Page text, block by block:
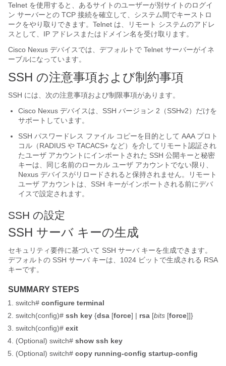
Telnet を使用すると、あるサイトのユーザーが別サイトのログイ
ン サーバーとの TCP 接続を確立して、システム間でキーストロ
ークをやり取りできます。Telnet は、リモート システムのアドレ
スとして、IP アドレスまたはドメイン名を受け取ります。
Cisco Nexus デバイスでは、デフォルトで Telnet サーバーがイネ
ーブルになっています。
SSH の注意事項および制約事項
SSH には、次の注意事項および制限事項があります。
Cisco Nexus デバイスは、SSH バージョン 2（SSHv2）だけを
サポートしています。
SSH パスワードレス ファイル コピーを目的として AAA プロト
コル（RADIUS や TACACS+ など）を介してリモート認証され
たユーザ アカウントにインポートされた SSH 公開キーと秘密
キーは、同じ名前のローカル ユーザ アカウントでない限り、
Nexus デバイスがリロードされると保持されません。リモート
ユーザ アカウントは、SSH キーがインポートされる前にデバ
イスで設定されます。
SSH の設定
SSH サーバ キーの生成
セキュリティ要件に基づいて SSH サーバ キーを生成できます。
デフォルトの SSH サーバ キーは、1024 ビットで生成される RSA
キーです。
SUMMARY STEPS
switch# configure terminal
switch(config)# ssh key {dsa [force] | rsa [bits [force]]}
switch(config)# exit
(Optional) switch# show ssh key
(Optional) switch# copy running-config startup-config